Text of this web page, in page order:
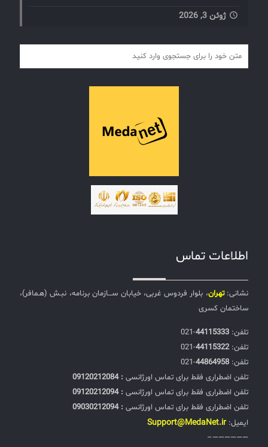
ژوئن 3, 2026
اطلاعات تماس
نشانی:تهران، بلوار فردوس غربی، خیابان ســـازمان برنامه، نبـش (هـمافر)،
ساختمان کسری
تلفن:‌ 44115333
-021
تلفن:‌44115322
-021
تلفن:‌ 44864958
-021
تلفن اضطراری فقط برای تماس اورژانسی : 09120212084
تلفن اضطراری فقط برای تماس اورژانسی : 09120212094
تلفن اضطراری فقط برای تماس اورژانسی : 09030212094
ایمیل: Support@MedaNet.ir
——————–